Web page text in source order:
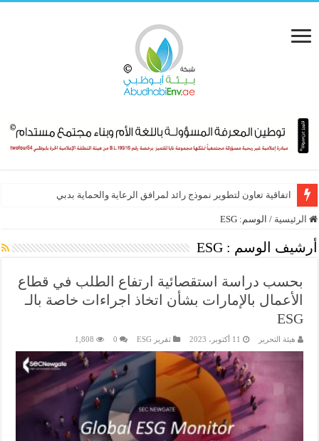
تعاون أممي – عربي لتنظيم أبرز فعاليات الاستدامة في 2026
الرئيسية / الوسم: ESG
أرشيف الوسم : ESG
بحسب دراسة استقصائية ارتفاع الطلب في قطاع
الأعمال بالإمارات بشأن اتخاذ اجراءات خاصة بالـ
ESG
هيئة التحرير 11 أكتوبر، 2023 تقرير ESG 0
1,808